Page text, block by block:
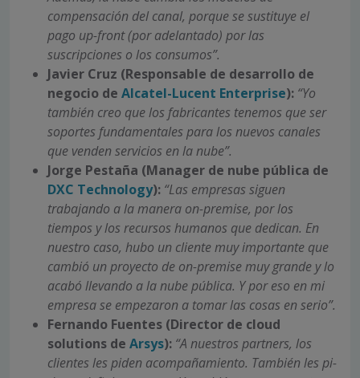
compensación del canal, porque se susti­tuye el
pago up-front (por adelantado) por las
suscripciones o los consumos”.
Javier Cruz (Respon­sable de desarrollo de
negocio de Al­catel-Lucent Enterprise): “Yo
también creo que los fabricantes tenemos que ser
soportes fundamenta­les para los nuevos canales
que venden servicios en la nube”.
Jorge Pestaña (Manager de nube pública de
DXC Technology): “Las empresas siguen
trabajando a la manera on-premise, por los
tiempos y los recursos humanos que dedi­can. En
nuestro ca­so, hubo un cliente muy importante que
cambió un proyecto de on-premise muy grande y lo
acabó llevando a la nube pú­blica. Y por eso en mi
empresa se empe­zaron a tomar las cosas en serio”.
Fernando Fuentes (Direc­tor de cloud
solutions de Arsys): “A nuestros partners, los
clientes les piden acompañamiento. También les pi­